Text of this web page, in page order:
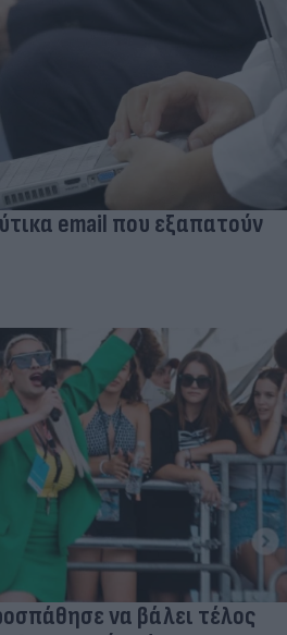
email που εξαπατούν
να βάλει τέλος